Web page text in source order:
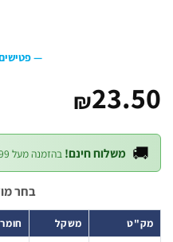
— פטישים וכלי
₪
משלוח חינם! בהזמנה מעל ₪399 — לכל חלקי הארץ
בחר מוצר /
חומר ראש